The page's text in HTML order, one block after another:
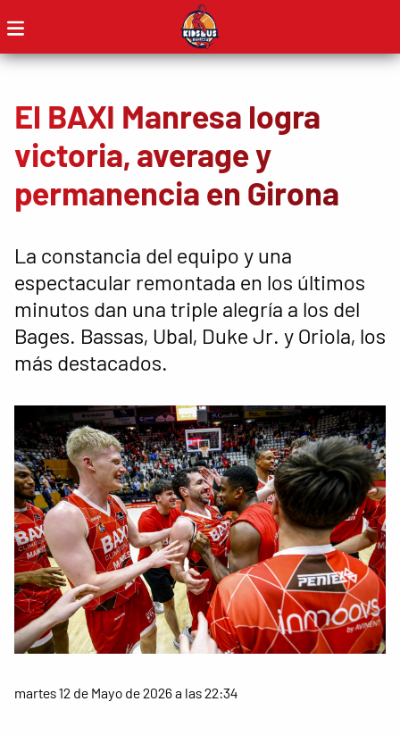
El BAXI Manresa logra
victoria, average y
permanencia en Girona
La constancia del equipo y una
espectacular remontada en los últimos
minutos dan una triple alegría a los del
Bages. Bassas, Ubal, Duke Jr. y Oriola, los
más destacados.
martes 12 de Mayo de 2026 a las 22:34